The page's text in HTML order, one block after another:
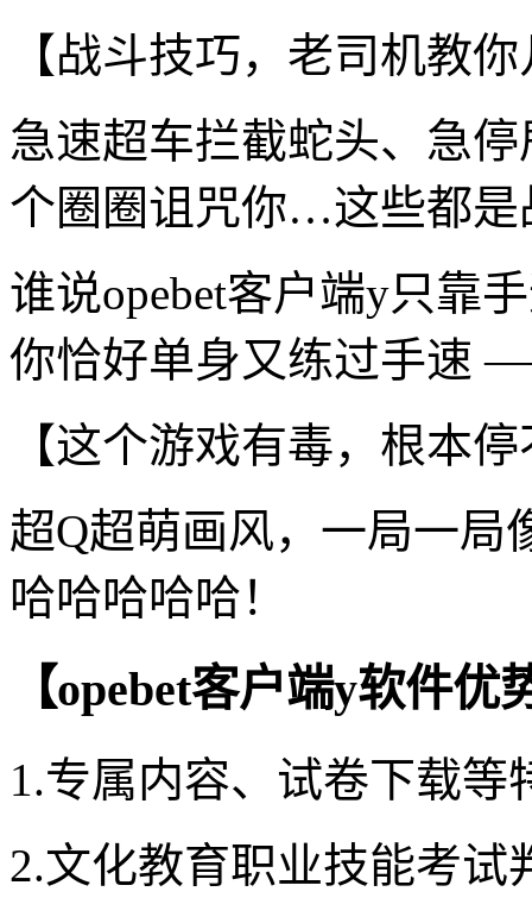
【战斗技巧，老司机教
急速超车拦截蛇头、急
个圈圈诅咒你…这些都是
谁说opebet客户端y只靠
你恰好单身又练过手速
【这个游戏有毒，根本
超Q超萌画风，一局一局
哈哈哈哈哈！
【opebet客户端y软件优
1.专属内容、试卷下载等
2.文化教育职业技能考试